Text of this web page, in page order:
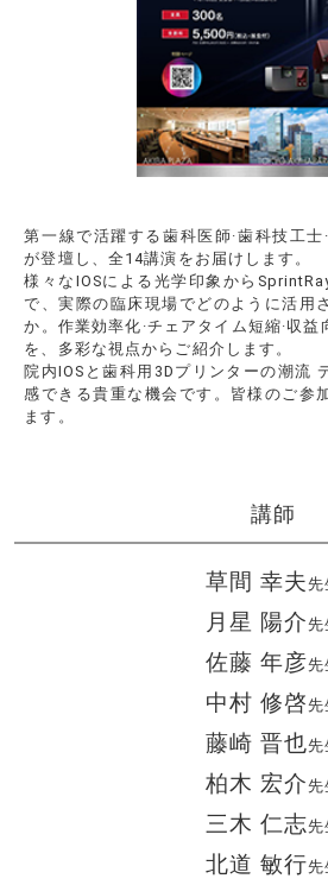
第一線で活躍する歯科医師·歯科技工
が登壇し、全14講演をお届けします。
様々なIOSによる光学印象から
で、実際の臨床現場でどのように活用
か。作業効率化·チェアタイム短縮·収
を、多彩な視点からご紹介します。
院内IOSと歯科用3Dプリンターの潮流
感できる貴重な機会です。皆様のご参
ます。
講師
草間 幸夫先
月星 陽介先
佐藤 年彦先
中村 修啓先
藤崎 晋也先
柏木 宏介先
三木 仁志先
北道 敏行先